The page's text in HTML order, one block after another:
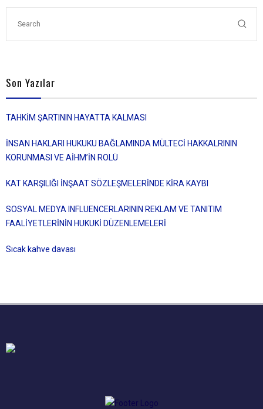
Son Yazılar
TAHKİM ŞARTININ HAYATTA KALMASI
İNSAN HAKLARI HUKUKU BAĞLAMINDA MÜLTECİ HAKKALRININ
KORUNMASI VE AİHM’İN ROLÜ
KAT KARŞILIĞI İNŞAAT SÖZLEŞMELERİNDE KİRA KAYBI
SOSYAL MEDYA INFLUENCERLARININ REKLAM VE TANITIM
FAALİYETLERİNİN HUKUKİ DÜZENLEMELERİ
Sıcak kahve davası